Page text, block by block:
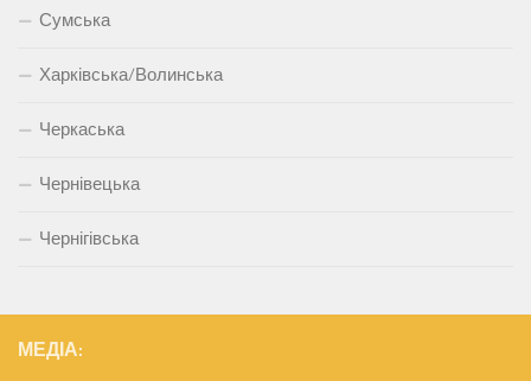
Сумська
Харківська/Волинська
Черкаська
Чернівецька
Чернігівська
МЕДІА: